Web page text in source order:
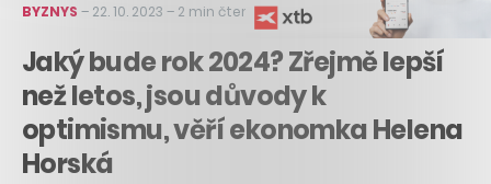
BYZNYS – 22. 10. 2023 – 2 min čtení
Jaký bude rok 2024? Zřejmě lepší
než letos, jsou důvody k
optimismu, věří ekonomka Helena
Horská